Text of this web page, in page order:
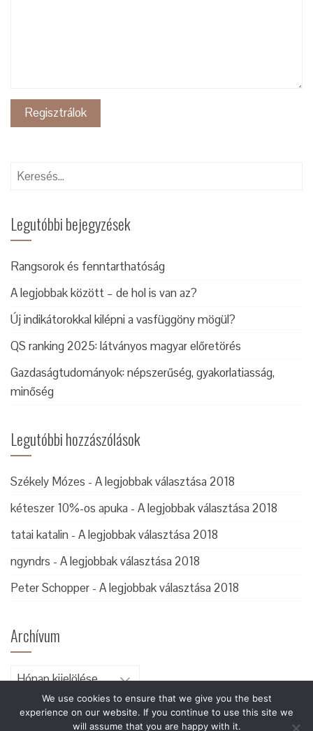
Keresés:
Legutóbbi bejegyzések
Rangsorok és fenntarthatóság
A legjobbak között – de hol is van az?
Új indikátorokkal kilépni a vasfüggöny mögül?
QS ranking 2025: látványos magyar előretörés
Gazdaságtudományok: népszerűség, gyakorlatiasság,
minőség
Legutóbbi hozzászólások
Székely Mózes - A legjobbak választása 2018
kéteszer 10%-os apuka - A legjobbak választása 2018
tatai katalin - A legjobbak választása 2018
ngyndrs - A legjobbak választása 2018
Peter Schopper - A legjobbak választása 2018
Archívum
Archívum
We use cookies to ensure that we give you the best
experience on our website. If you continue to use this site we
will assume that you are happy with it.